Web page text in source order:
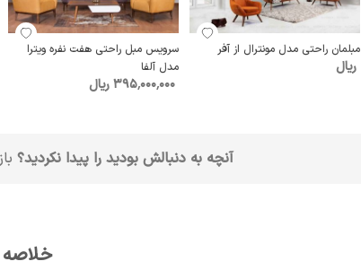
مبلمان راحتی مدل مونترال از آفر
ریال
سرویس مبل راحتی هفت نفره ویترا
مدل آلفا
395٬000٬000 ریال
آنچه به دنبالش بودید را پیدا نکردید؟